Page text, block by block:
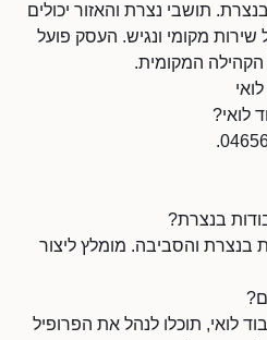
תושבי נצרת והאזור יכולים
שירות מקומי ונגיש. העסק פועל
המקומית.
לואי?
בנצרת?
בנצרת והסביבה. מומלץ ליצור
לואי, תוכלו לנהל את הפרופיל